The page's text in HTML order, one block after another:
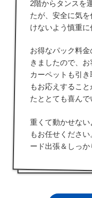
2階からタンスを
たが、安全に気
けないよう慎重に
お得なパック料
きましたので、
カーペットも引
もお応えするこ
たととても喜んで
重くて動かせな
もお任せくださ
ード出張＆しっか